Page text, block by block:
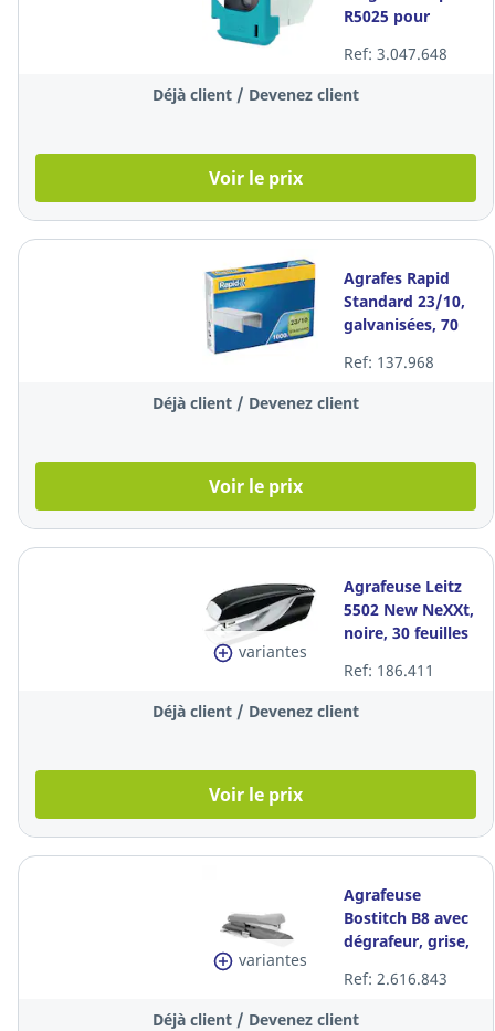
R5025 pour
électrique, 2 x
1.500 agrafes
Ref: 3.047.648
Déjà client / Devenez client
Voir le prix
Agrafes Rapid
Standard 23/10,
galvanisées, 70
agrafes
Ref: 137.968
Déjà client / Devenez client
Voir le prix
variantes
Agrafeuse Leitz
5502 New NeXXt,
noire, 30 feuilles
Ref: 186.411
Déjà client / Devenez client
Voir le prix
variantes
Agrafeuse
Bostitch B8 avec
dégrafeur, grise,
Ref: 2.616.843
Déjà client / Devenez client